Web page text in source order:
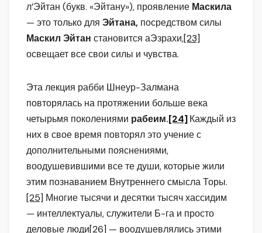
л’Эйтан (букв. «Эйтану»), проявление Маскила
— это только для Эйтана, посредством силы
Маскил Эйтан становится аЭзрахи,[23]
освещает все свои силы и чувства.
Эта лекция рабби Шнеур-Залмана
повторялась на протяжении больше века
четырьмя поколениями рабеим.[24]Каждый из
них в свое время повторял это учение с
дополнительными пояснениями,
воодушевившими все те души, которые жили
этим познаванием Внутреннего смысла Торы.
[25] Многие тысячи и десятки тысяч хассидим
— интеллектуалы, служители Б-га и просто
деловые люди[26] — воодушевлялись этими